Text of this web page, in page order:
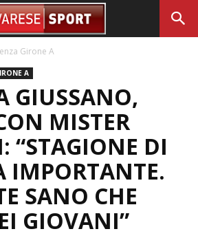
Girone A
A
GIUSSANO,
MISTER
“STAGIONE DI
IMPORTANTE.
SANO CHE
GIOVANI”